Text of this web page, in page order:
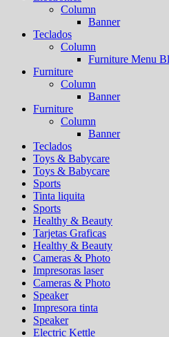
Column
Banner
Teclados
Column
Furniture Menu
Furniture
Column
Banner
Furniture
Column
Banner
Teclados
Toys & Babycare
Toys & Babycare
Sports
Tinta liquita
Sports
Healthy & Beauty
Tarjetas Graficas
Healthy & Beauty
Cameras & Photo
Impresoras laser
Cameras & Photo
Speaker
Impresora tinta
Speaker
Electric Kettle